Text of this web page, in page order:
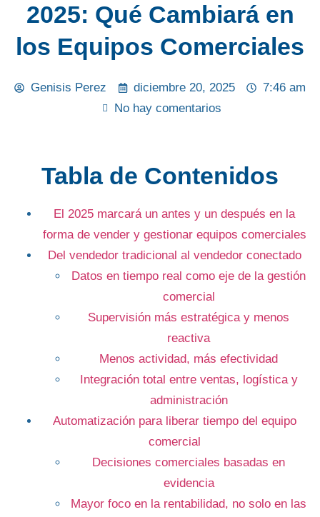
2025: Qué Cambiará en
los Equipos Comerciales
Genisis Perez diciembre 20, 2025
7:46 am
No hay comentarios
Tabla de Contenidos
El 2025 marcará un antes y un después en la
forma de vender y gestionar equipos comerciales
Del vendedor tradicional al vendedor conectado
Datos en tiempo real como eje de la gestión
comercial
Supervisión más estratégica y menos
reactiva
Menos actividad, más efectividad
Integración total entre ventas, logística y
administración
Automatización para liberar tiempo del equipo
comercial
Decisiones comerciales basadas en
evidencia
Mayor foco en la rentabilidad, no solo en las